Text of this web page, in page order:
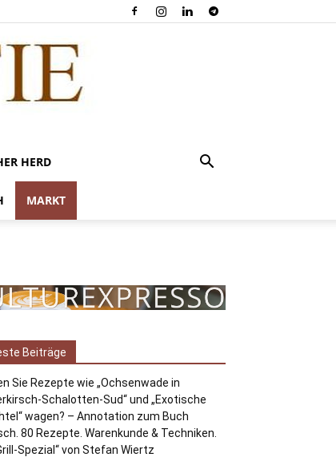
HERD
MARKT
Beiträge
Sie Rezepte wie „Ochsenwade in
Schalotten-Sud“ und „Exotische
wagen? – Annotation zum Buch
80 Rezepte. Warenkunde & Techniken.
Spezial“ von Stefan Wiertz